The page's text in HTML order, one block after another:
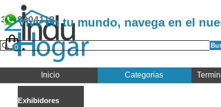
Vaya al Contenido
3508904112
Vive en tu mundo, navega en el
Inicio Categorias
Exhibidores